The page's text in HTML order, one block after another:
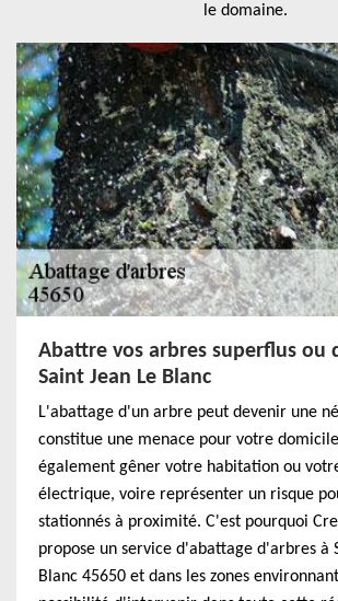
le domaine.
Abattre vos arbres superflus ou
Saint Jean Le Blanc
L'abattage d'un arbre peut devenir une
constitue une menace pour votre
également gêner votre habitation ou
électrique, voire représenter un risque
stationnés à proximité. C'est pourquoi
propose un service d'abattage d'arbres à
Blanc 45650 et dans les zones